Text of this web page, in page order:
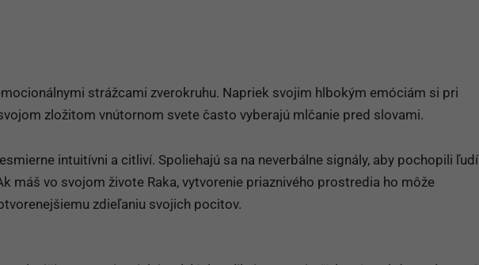
strážcami zverokruhu. Napriek svojim hlbokým emóciám si pri
zložitom vnútornom svete často vyberajú mlčanie pred slovami.
intuitívni a citliví. Spoliehajú sa na neverbálne signály, aby pochopili ľudí
máš vo svojom živote Raka, vytvorenie priaznivého prostredia ho môže
zdieľaniu svojich pocitov.